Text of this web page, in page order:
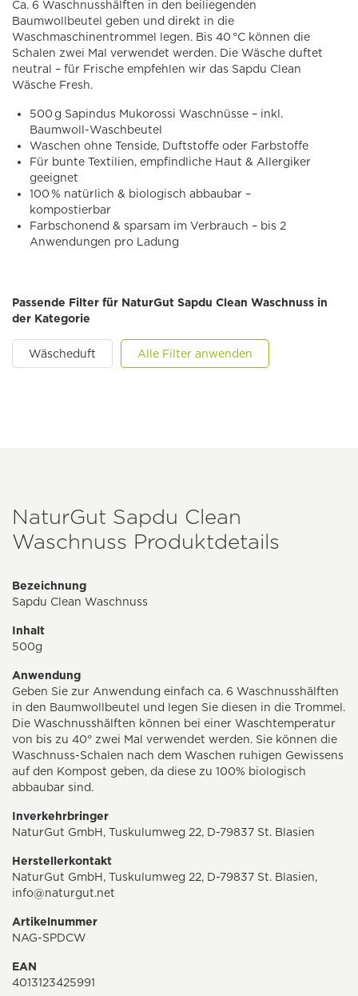
Ca. 6 Waschnusshälften in den beiliegenden
Baumwollbeutel geben und direkt in die
Waschmaschinentrommel legen. Bis 40 °C können die
Schalen zwei Mal verwendet werden. Die Wäsche duftet
neutral – für Frische empfehlen wir das Sapdu Clean
Wäsche Fresh.
500 g Sapindus Mukorossi Waschnüsse – inkl.
Baumwoll-Waschbeutel
Waschen ohne Tenside, Duftstoffe oder Farbstoffe
Für bunte Textilien, empfindliche Haut & Allergiker
geeignet
100 % natürlich & biologisch abbaubar –
kompostierbar
Farbschonend & sparsam im Verbrauch – bis 2
Anwendungen pro Ladung
Passende Filter für NaturGut Sapdu Clean Waschnuss in
der Kategorie
Wäscheduft Alle Filter anwenden
NaturGut Sapdu Clean
Waschnuss Produktdetails
Bezeichnung
Sapdu Clean Waschnuss
Inhalt
500g
Anwendung
Geben Sie zur Anwendung einfach ca. 6 Waschnusshälften
in den Baumwollbeutel und legen Sie diesen in die Trommel.
Die Waschnusshälften können bei einer Waschtemperatur
von bis zu 40° zwei Mal verwendet werden. Sie können die
Waschnuss-Schalen nach dem Waschen ruhigen Gewissens
auf den Kompost geben, da diese zu 100% biologisch
abbaubar sind.
Inverkehrbringer
NaturGut GmbH, Tuskulumweg 22, D-79837 St. Blasien
Herstellerkontakt
NaturGut GmbH, Tuskulumweg 22, D-79837 St. Blasien,
info@naturgut.net
Artikelnummer
NAG-SPDCW
EAN
4013123425991